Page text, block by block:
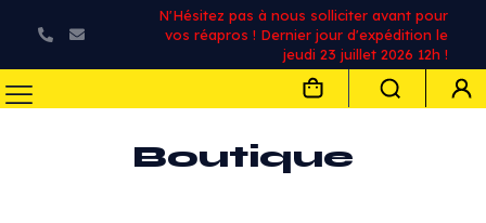
N'Hésitez pas à nous solliciter avant pour
vos réapros ! Dernier jour d'expédition le
jeudi 23 juillet 2026 12h !
Boutique